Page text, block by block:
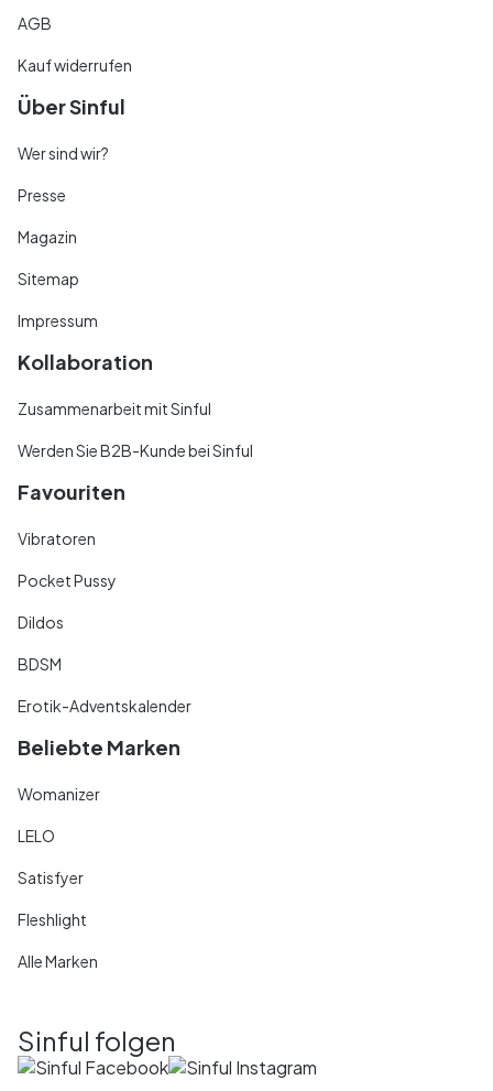
AGB
Kauf widerrufen
Über Sinful
Wer sind wir?
Presse
Magazin
Sitemap
Impressum
Kollaboration
Zusammenarbeit mit Sinful
Werden Sie B2B-Kunde bei Sinful
Favouriten
Vibratoren
Pocket Pussy
Dildos
BDSM
Erotik-Adventskalender
Beliebte Marken
Womanizer
LELO
Satisfyer
Fleshlight
Alle Marken
Sinful folgen